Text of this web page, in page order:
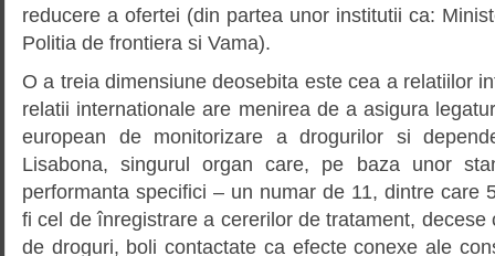
reducere a ofertei (din partea unor institutii ca:
Politia de frontiera si Vama).
O a treia dimensiune deosebita este cea a relatiilor
relatii internationale are menirea de a asigura
european de monitorizare a drogurilor si
Lisabona, singurul organ care, pe baza unor
performanta specifici – un numar de 11, dintre care
fi cel de înregistrare a cererilor de tratament, decese
de droguri, boli contactate ca efecte conexe ale